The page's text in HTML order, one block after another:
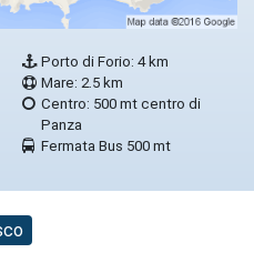
Porto di Forio: 4 km
Mare: 2.5 km
Centro: 500 mt centro di
Panza
Fermata Bus 500 mt